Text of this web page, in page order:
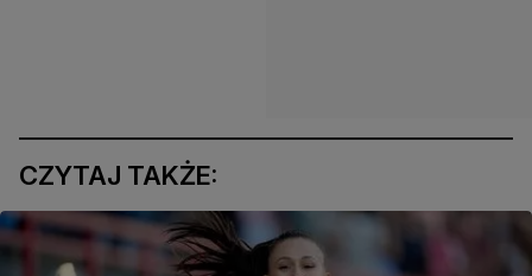
CZYTAJ TAKŻE: